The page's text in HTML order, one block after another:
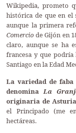
Wikipedia, prometo
histórica de que en el
aunque la primera
Comercio de Gijón en
claro, aunque se ha
francesa y que podría
Santiago en la Edad
La variedad de faba
denominaLa
originaria de
el Principado (me
hectáreas.